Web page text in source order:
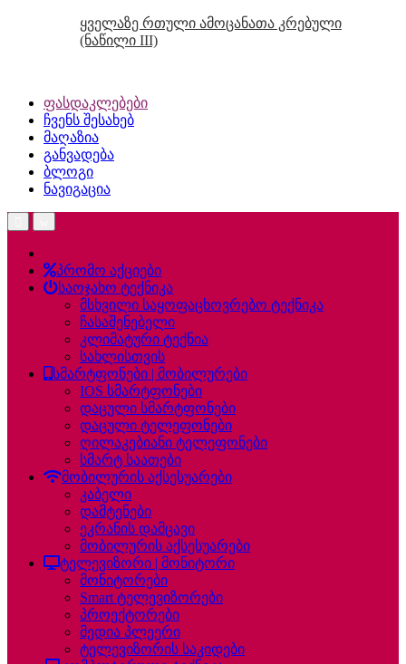
ყველაზე რთული ამოცანათა კრებული
(ნაწილი III)
ფასდაკლებები
ჩვენს შესახებ
მაღაზია
განვადება
ბლოგი
ნავიგაცია
პრომო აქციები
საოჯახო ტექნიკა
მსხვილი საყოფაცხოვრებო ტექნიკა
ჩასაშენებელი
კლიმატური ტექნია
სახლისთვის
სმარტფონები | მობილურები
IOS სმარტფონები
დაცული სმარტფონები
დაცული ტელეფონები
ღილაკებიანი ტელეფონები
სმარტ საათები
მობილურის აქსესუარები
კაბელი
დამტენები
ეკრანის დამცავი
მობილურის აქსესუარები
ტელევიზორი | მონიტორი
მონიტორები
Smart ტელევიზორები
პროექტორები
მედია პლეერი
ტელევიზორის საკიდები